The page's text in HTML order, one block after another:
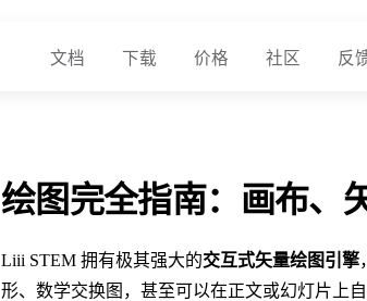
文档 下载 价格 社区 反
绘图完全指南：画布、
Liii STEM 拥有极其强大的交互式矢量绘图引擎
形、数学交换图，甚至可以在正文或幻灯片上自